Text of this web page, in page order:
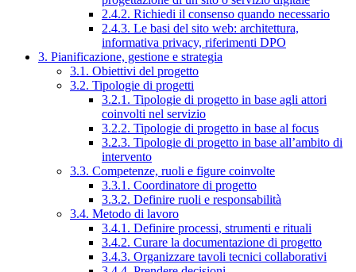
2.4.2. Richiedi il consenso quando necessario
2.4.3. Le basi del sito web: architettura,
informativa privacy, riferimenti DPO
3. Pianificazione, gestione e strategia
3.1. Obiettivi del progetto
3.2. Tipologie di progetti
3.2.1. Tipologie di progetto in base agli attori
coinvolti nel servizio
3.2.2. Tipologie di progetto in base al focus
3.2.3. Tipologie di progetto in base all’ambito di
intervento
3.3. Competenze, ruoli e figure coinvolte
3.3.1. Coordinatore di progetto
3.3.2. Definire ruoli e responsabilità
3.4. Metodo di lavoro
3.4.1. Definire processi, strumenti e rituali
3.4.2. Curare la documentazione di progetto
3.4.3. Organizzare tavoli tecnici collaborativi